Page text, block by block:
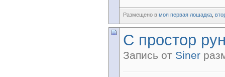
Размещено в моя первая лошадка
С простор
Запись от Siner